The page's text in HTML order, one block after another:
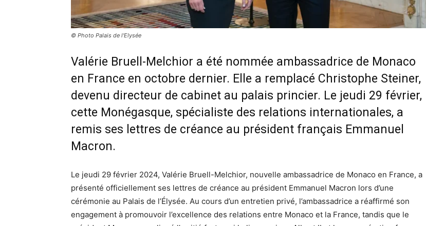
© Photo Palais de l'Elysée
Valérie Bruell-Melchior a été nommée ambassadrice de Monaco
en France en octobre dernier. Elle a remplacé Christophe Steiner,
devenu directeur de cabinet au palais princier. Le jeudi 29 février,
cette Monégasque, spécialiste des relations internationales, a
remis ses lettres de créance au président français Emmanuel
Macron.
Le jeudi 29 février 2024, Valérie Bruell-Melchior, nouvelle ambassadrice de Monaco en France, a
présenté officiellement ses lettres de créance au président Emmanuel Macron lors d’une
cérémonie au Palais de l’Élysée. Au cours d’un entretien privé, l’ambassadrice a réaffirmé son
engagement à promouvoir l’excellence des relations entre Monaco et la France, tandis que le